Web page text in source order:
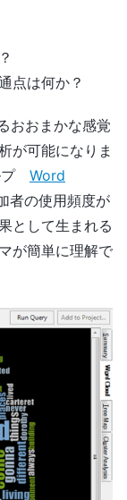
点は何か？
おおまかな感覚
が可能になりま
プ Word
者の使用頻度が
として生まれる
が簡単に理解で